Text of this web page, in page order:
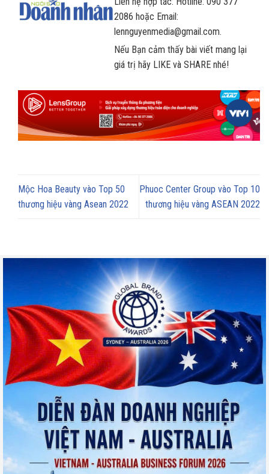
2086 hoặc Email:
lennguyenmedia@gmail.com.
Nếu Bạn cảm thấy bài viết mang lại
giá trị hãy LIKE và SHARE nhé!
Mộc Hoa Beauty vào Top 50
thương hiệu vàng Asean 2022
Phuoc Center Group vào Top 10
thương hiệu vàng ASEAN 2022